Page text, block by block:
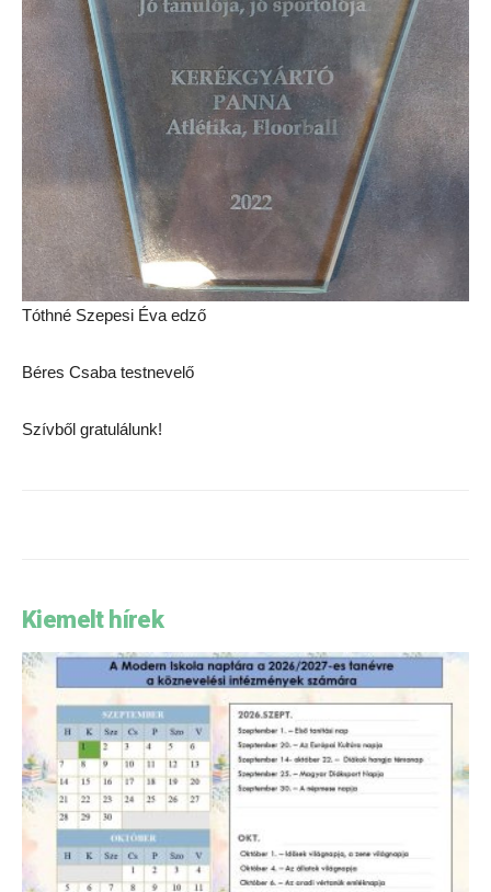
Tóthné Szepesi Éva edző
Béres Csaba testnevelő
Szívből gratulálunk!
Kiemelt hírek